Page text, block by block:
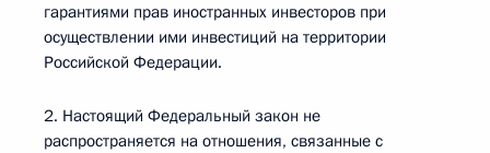
гарантиями прав иностранных инвесторов при
осуществлении ими инвестиций на территории
Российской Федерации.
2. Настоящий Федеральный закон не
распространяется на отношения, связанные с